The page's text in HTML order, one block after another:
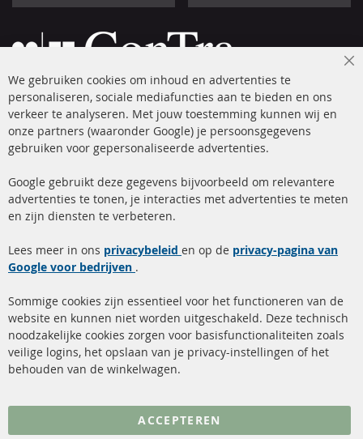
+49 (0) 4533 799 00 0
ma-do: 09-17 u, vr Fr 09-16 u
info@contra-automotive.de
facebook
instagram
Snelle links
Roetfilter reiniging
Katalysator (KAT)
sensoren
FAQ
Kundenservice
Verzendingskosten
Contact
Annuleer contract
Gegevensbescherming
We gebruiken cookies om inhoud en advertenties te
personaliseren, sociale mediafuncties aan te bieden en ons
verkeer te analyseren. Met jouw toestemming kunnen wij en
onze partners (waaronder Google) je persoonsgegevens
gebruiken voor gepersonaliseerde advertenties.
Google gebruikt deze gegevens bijvoorbeeld om relevantere
advertenties te tonen, je interacties met advertenties te meten
en zijn diensten te verbeteren.
Lees meer in ons privacybeleid en op de privacy-pagina van
Google voor bedrijven .
Sommige cookies zijn essentieel voor het functioneren van de
website en kunnen niet worden uitgeschakeld. Deze technisch
noodzakelijke cookies zorgen voor basisfunctionaliteiten zoals
veilige logins, het opslaan van je privacy-instellingen of het
behouden van de winkelwagen.
ACCEPTEREN